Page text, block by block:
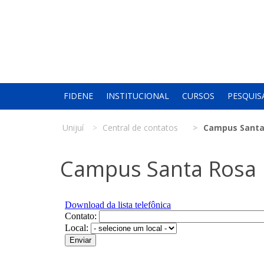
FIDENE INSTITUCIONAL CURSOS
Unijuí Central de contatos Campus
Campus Santa Rosa